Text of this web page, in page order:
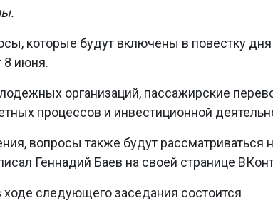
которые будут включены в повестку
8 июня.
организаций, пассажирские
процессов и инвестиционной
вопросы также будут рассматриваться
Геннадий Баев на своей странице
следующего заседания состоится